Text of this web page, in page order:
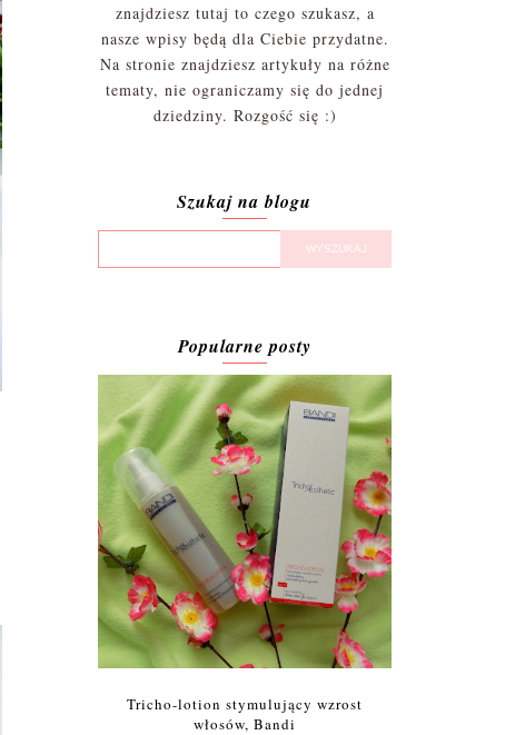
znajdziesz tutaj to czego szukasz, a
nasze wpisy będą dla Ciebie przydatne.
Na stronie znajdziesz artykuły na różne
tematy, nie ograniczamy się do jednej
dziedziny. Rozgość się :)
Szukaj na blogu
Popularne posty
Tricho-lotion stymulujący wzrost
włosów, Bandi